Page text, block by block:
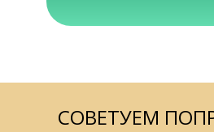
СОВЕТУЕМ